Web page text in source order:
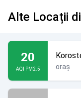
Alte Locații
20
AQI PM2.5 oraș